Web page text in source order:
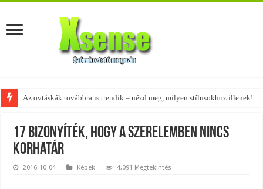
Az övtáskák továbbra is trendik – nézd meg, milyen stílusokhoz illenek!
17 bizonyíték, hogy a szerelemben nincs
korhatár
2016-10-04 Képek 4,091 Megtekintés